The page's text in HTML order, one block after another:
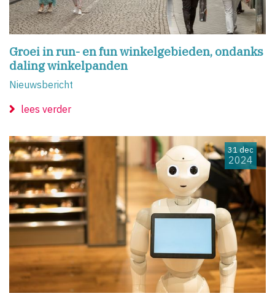
Groei in run- en fun winkelgebieden, ondanks
daling winkelpanden
Nieuwsbericht
lees verder
31 dec
2024